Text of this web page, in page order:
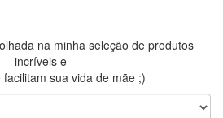
na minha seleção de produtos
incríveis e
sua vida de mãe ;)